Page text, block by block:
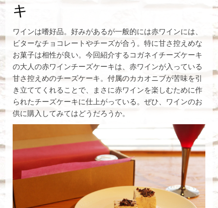
キ
ワインは嗜好品。好みがあるが一般的には赤ワインには、
ビターなチョコレートやチーズが合う。特に甘さ控えめな
お菓子は相性が良い。今回紹介するコガネイチーズケーキ
の大人の赤ワインチーズケーキは、赤ワインが入っている
甘さ控えめのチーズケーキ。付属のカカオニブが苦味を引
き立ててくれることで、まさに赤ワインを楽しむために作
られたチーズケーキに仕上がっている。ぜひ、ワインのお
供に購入してみてはどうだろうか。